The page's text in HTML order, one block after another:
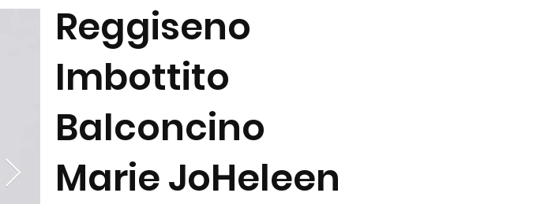
Reggiseno
Imbottito
Balconcino
Marie JoHeleen